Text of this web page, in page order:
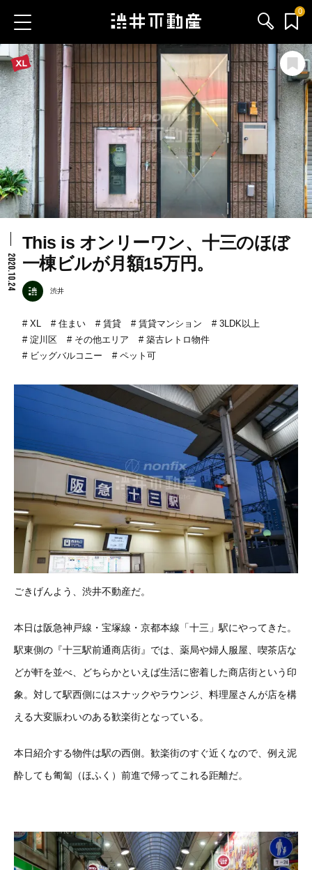
0
お気に入り物件 お問い合わせ
ブログ
サービス内容
渋井不動産のメンバー
会社情報
2020.10.24
This is オンリーワン、十三のほぼ
一棟ビルが月額15万円。
渋井
XL 住まい 賃貸 賃貸マンション
3LDK以上
淀川区
その他エリア
築古レトロ物件
ビッグバルコニー
ペット可
ごきげんよう、渋井不動産だ。
本日は阪急神戸線・宝塚線・京都本線「十三」駅にやってきた。
駅東側の『十三駅前通商店街』では、薬局や婦人服屋、喫茶店な
どが軒を並べ、どちらかといえば生活に密着した商店街という印
象。対して駅西側にはスナックやラウンジ、料理屋さんが店を構
える大変賑わいのある歓楽街となっている。
本日紹介する物件は駅の西側。歓楽街のすぐ近くなので、例え泥
酔しても匍匐（ほふく）前進で帰ってこれる距離だ。